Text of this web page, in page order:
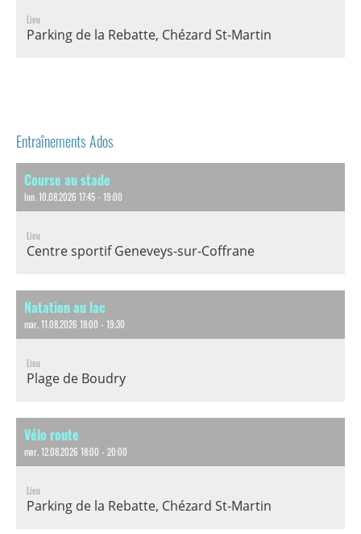
Lieu
Parking de la Rebatte, Chézard St-Martin
Entraînements Ados
Course au stade
lun. 10.08.2026 17:45 - 19:00
Lieu
Centre sportif Geneveys-sur-Coffrane
Natation au lac
mar. 11.08.2026 18:00 - 19:30
Lieu
Plage de Boudry
Vélo route
mer. 12.08.2026 18:00 - 20:00
Lieu
Parking de la Rebatte, Chézard St-Martin